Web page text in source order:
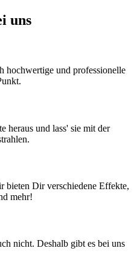
uns
hochwertige und professionelle
heraus und lass' sie mit der
bieten Dir verschiedene Effekte,
mehr!
nicht. Deshalb gibt es bei uns